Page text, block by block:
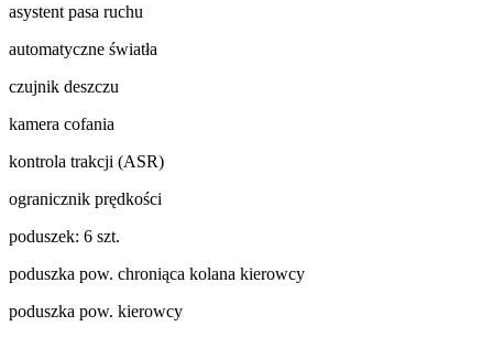
asystent pasa ruchu
automatyczne światła
czujnik deszczu
kamera cofania
kontrola trakcji (ASR)
ogranicznik prędkości
poduszek: 6 szt.
poduszka pow. chroniąca kolana kierowcy
poduszka pow. kierowcy